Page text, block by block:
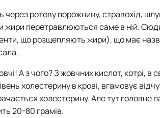
ротову порожнину, стравохід,
жири перетравлюються саме в ній.
що розщепляють жири), що має
А з чого? З жовчних кислот, котрі, в
холестерину в крові, вгамовує
холестерину. Але тут головне
20-80 грамів.